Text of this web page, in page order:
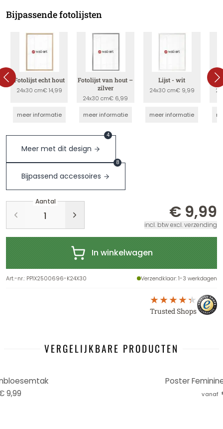
Bijpassende fotolijsten
Fotolijst echt hout
24x30 cm€ 14,99
meer informatie
Fotolijst van hout –
zilver
24x30 cm€ 6,99
meer informatie
Lijst - wit
24x30 cm€ 9,99
meer informatie
Meer met dit design
4
Bijpassend accessoires
8
Aantal
€ 9,99
incl. btw excl. verzending
In winkelwagen
Art.-nr.: PP1X2500696-K24X30 Verzendklaar: 1-3 werkdagen
Trusted Shops
VERGELIJKBARE PRODUCTEN
9,99
Poster
vanaf